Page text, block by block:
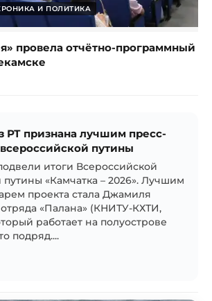
И ПОЛИТИКА
провела отчётно-программный
РТ признана лучшим пресс-
путины
итоги Всероссийской
путины «Камчатка – 2026». Лучшим
проекта стала Джамиля
«Палана» (КНИТУ-КХТИ,
работает на полуострове
подряд....